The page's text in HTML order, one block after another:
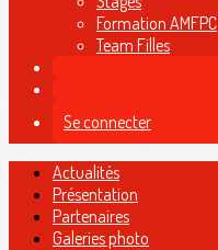
Formation AMFPC
Team Filles
Se connecter
Actualités
Présentation
Partenaires
Galeries photo